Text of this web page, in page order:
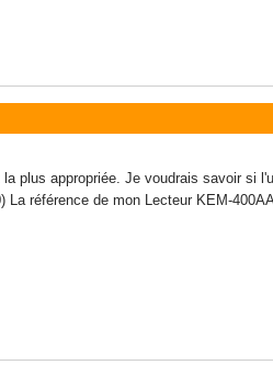
plus appropriée. Je voudrais savoir si
référence de mon Lecteur KEM-